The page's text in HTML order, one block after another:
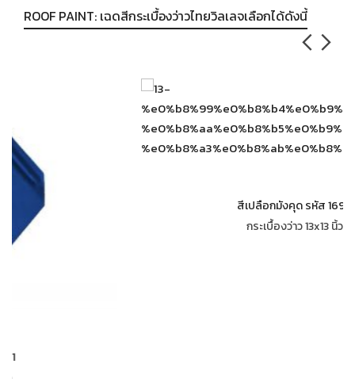
ROOF PAINT: เฉดสีกระเบื้องว่าวไทยวิลเลจเลือกได้ดังนี้
สีเปลือกมังคุด รหัส 1690